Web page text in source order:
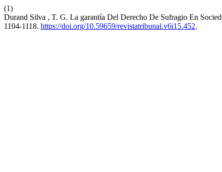
(1)
Durand Silva , T. G. La garantía Del Derecho De Sufragio En
1104-1118. https://doi.org/10.59659/revistatribunal.v6i15.452.